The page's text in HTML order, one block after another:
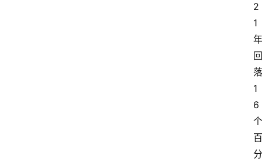
2
1
年
回
落
1
6
个
百
分